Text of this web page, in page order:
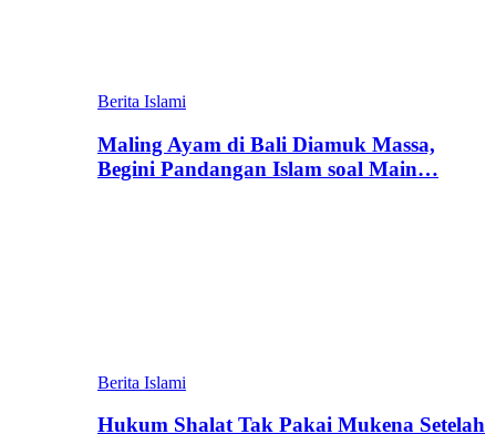
Berita Islami
Maling Ayam di Bali Diamuk Massa,
Begini Pandangan Islam soal Main…
Berita Islami
Hukum Shalat Tak Pakai Mukena Setelah